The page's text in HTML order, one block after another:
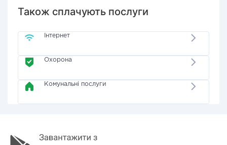
Також сплачують послуги
Інтернет
Охорона
Комунальні послуги